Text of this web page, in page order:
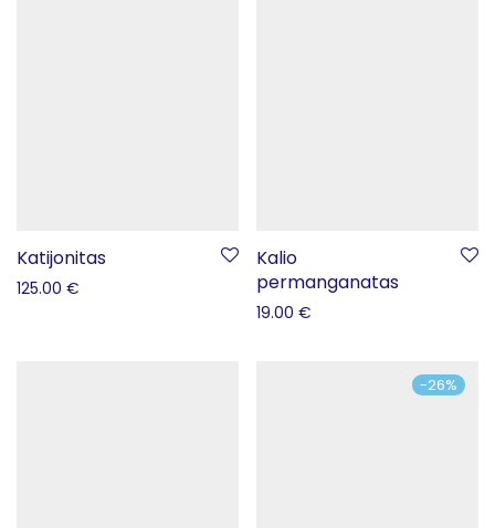
Katijonitas
125.00 €
Kalio
permanganatas
19.00 €
-26%